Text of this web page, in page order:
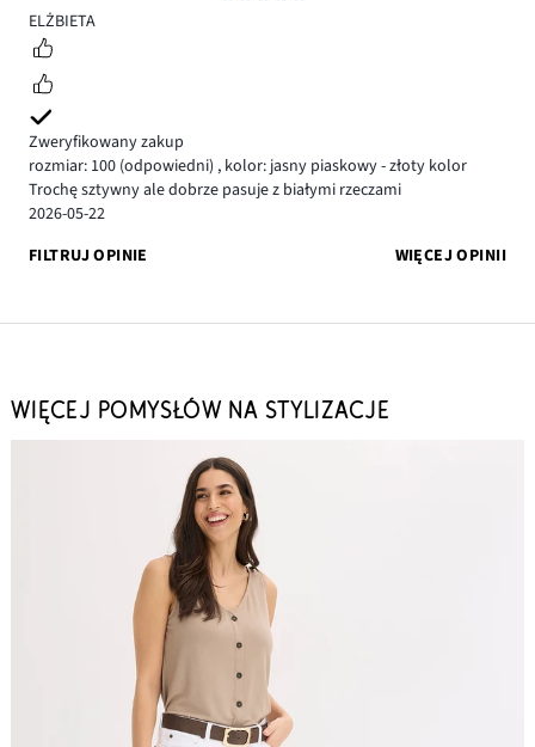
5
ELŻBIETA
Zweryfikowany zakup
rozmiar: 100 (odpowiedni) , kolor: jasny piaskowy - złoty kolor
Trochę sztywny ale dobrze pasuje z białymi rzeczami
2026-05-22
FILTRUJ OPINIE
WIĘCEJ OPINII
WIĘCEJ POMYSŁÓW NA STYLIZACJE